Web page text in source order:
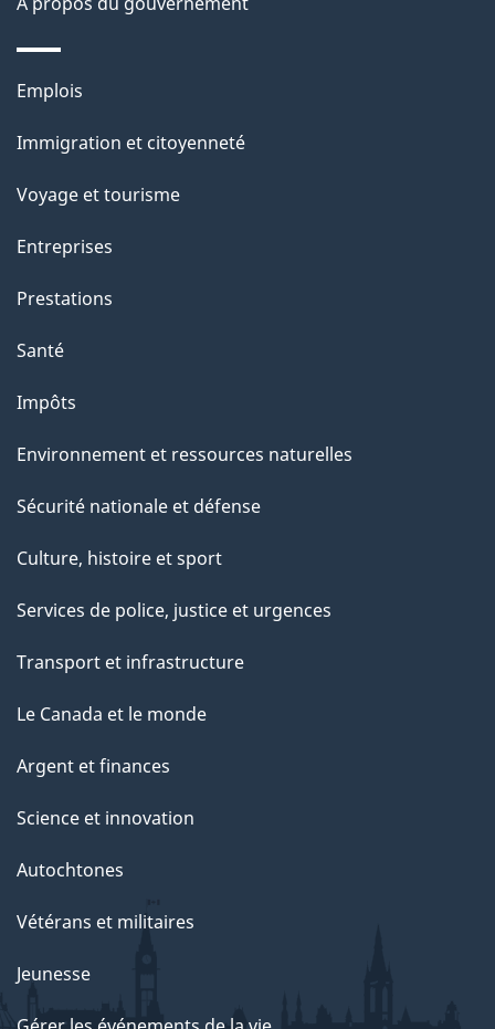
e
l
a
p
a
g
e
Thèmes
sujets
Emplois
Immigration et citoyenneté
Voyage et tourisme
Entreprises
Prestations
Santé
Impôts
Environnement et ressources naturelles
Sécurité nationale et défense
Culture, histoire et sport
Services de police, justice et urgences
Transport et infrastructure
Le Canada et le monde
Argent et finances
Science et innovation
Autochtones
Vétérans et militaires
Jeunesse